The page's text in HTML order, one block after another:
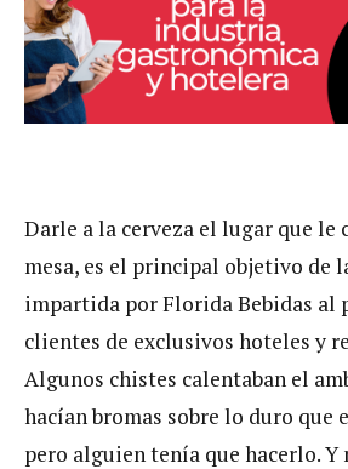
Darle a la cerveza el lugar que le
mesa, es el principal objetivo de
impartida por Florida Bebidas al
clientes de exclusivos hoteles y
Algunos chistes calentaban el
hacían bromas sobre lo duro que
pero alguien tenía que hacerlo. Y